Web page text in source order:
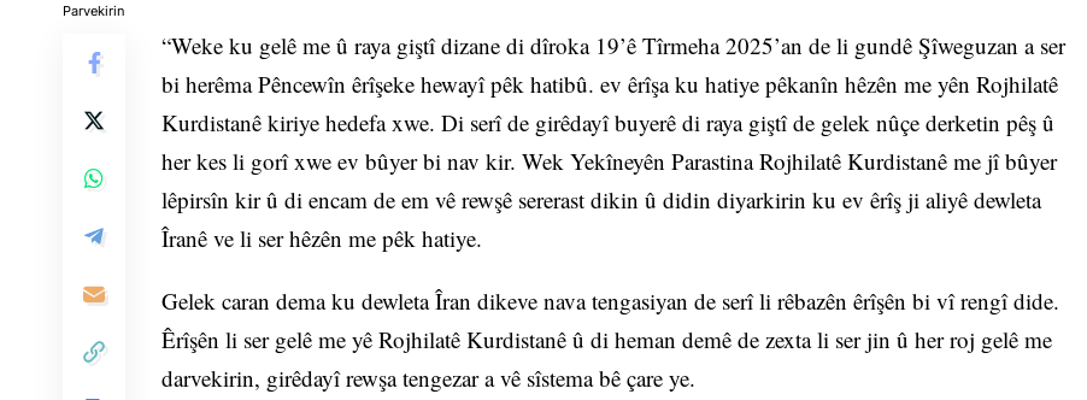
Parvekirin
“Weke ku gelê me û raya giştî dizane di dîroka 19’ê Tîrmeha 2025’an de li gundê Şîweguzan a ser
bi herêma Pêncewîn êrîşeke hewayî pêk hatibû. ev êrîşa ku hatiye pêkanîn hêzên me yên Rojhilatê
Kurdistanê kiriye hedefa xwe. Di serî de girêdayî buyerê di raya giştî de gelek nûçe derketin pêş û
her kes li gorî xwe ev bûyer bi nav kir. Wek Yekîneyên Parastina Rojhilatê Kurdistanê me jî bûyer
lêpirsîn kir û di encam de em vê rewşê sererast dikin û didin diyarkirin ku ev êrîş ji aliyê dewleta
Îranê ve li ser hêzên me pêk hatiye.
Gelek caran dema ku dewleta Îran dikeve nava tengasiyan de serî li rêbazên êrîşên bi vî rengî dide.
Êrîşên li ser gelê me yê Rojhilatê Kurdistanê û di heman demê de zexta li ser jin û her roj gelê me
darvekirin, girêdayî rewşa tengezar a vê sîstema bê çare ye.